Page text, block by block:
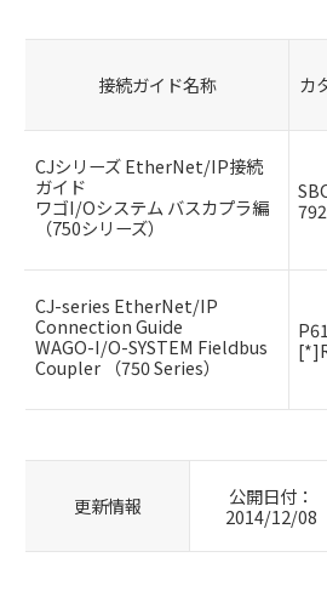
接続ガイド名称 カ
CJシリーズ EtherNet/IP接続
ガイド
ワゴI/Oシステム バスカプラ編
（750シリーズ）
CJ-series EtherNet/IP
Connection Guide
WAGO-I/O-SYSTEM Fieldbus
Coupler （750 Series）
更新情報
公開日付：
2014/12/08